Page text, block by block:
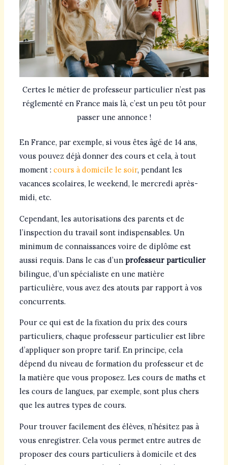
Certes le métier de professeur particulier n’est pas
réglementé en France mais là, c’est un peu tôt pour
passer une annonce !
En France, par exemple, si vous êtes âgé de 14 ans,
vous pouvez déjà donner des cours et cela, à tout
moment : cours à domicile le soir, pendant les
vacances scolaires, le weekend, le mercredi après-
midi, etc.
Cependant, les autorisations des parents et de
l’inspection du travail sont indispensables. Un
minimum de connaissances voire de diplôme est
aussi requis. Dans le cas d’un professeur particulier
bilingue, d’un spécialiste en une matière
particulière, vous avez des atouts par rapport à vos
concurrents.
Pour ce qui est de la fixation du prix des cours
particuliers, chaque professeur particulier est libre
d’appliquer son propre tarif. En principe, cela
dépend du niveau de formation du professeur et de
la matière que vous proposez. Les cours de maths et
les cours de langues, par exemple, sont plus chers
que les autres types de cours.
Pour trouver facilement des élèves, n’hésitez pas à
vous enregistrer. Cela vous permet entre autres de
proposer des cours particuliers à domicile et des